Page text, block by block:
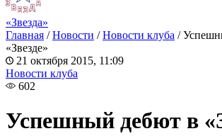
«Звезда»
Главная /Новости /Новости клуба /
«Звезде»
21 октября 2015, 11:09
Новости клуба
602
Успешный дебют в